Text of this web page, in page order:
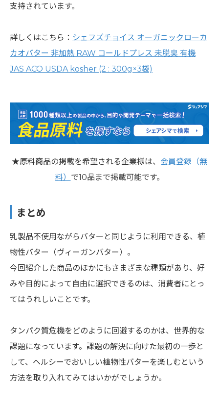
支持されています。
詳しくはこちら： シェフズチョイス オーガニックローカ
カオバター 非加熱 RAW コールドプレス 未脱臭 有機
JAS ACO USDA kosher (2 : 300g×3袋)
★原料商品の掲載を希望される企業様は、 会員登録（無
料） で10品まで掲載可能です。
まとめ
乳製品不使用ながらバターと同じように利用できる、植
物性バター（ヴィーガンバター）。
今回紹介した商品のほかにもさまざまな種類があり、好
みや目的によって自由に選択できるのは、消費者にとっ
てはうれしいことです。
タンパク質危機をどのように回避するのかは、世界的な
課題になっています。課題の解決に向けた最初の一歩と
して、ヘルシーでおいしい植物性バターを楽しむという
方法を取り入れてみてはいかがでしょうか。